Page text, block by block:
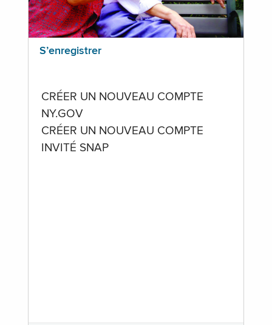
S’enregistrer
CRÉER UN NOUVEAU COMPTE
NY.GOV
CRÉER UN NOUVEAU COMPTE
INVITÉ SNAP